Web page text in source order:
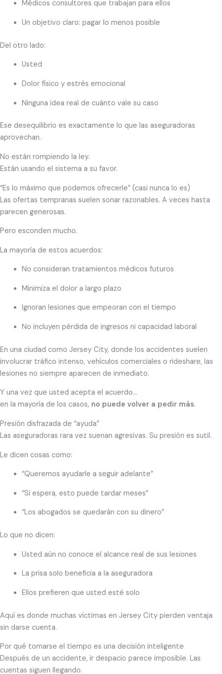
Médicos consultores que trabajan para ellos
Un objetivo claro: pagar lo menos posible
Del otro lado:
Usted
Dolor físico y estrés emocional
Ninguna idea real de cuánto vale su caso
Ese desequilibrio es exactamente lo que las aseguradoras
aprovechan.
No están rompiendo la ley.
Están usando el sistema a su favor.
“Es lo máximo que podemos ofrecerle” (casi nunca lo es)
Las ofertas tempranas suelen sonar razonables. A veces hasta
parecen generosas.
Pero esconden mucho.
La mayoría de estos acuerdos:
No consideran tratamientos médicos futuros
Minimiza el dolor a largo plazo
Ignoran lesiones que empeoran con el tiempo
No incluyen pérdida de ingresos ni capacidad laboral
En una ciudad como Jersey City, donde los accidentes suelen
involucrar tráfico intenso, vehículos comerciales o rideshare, las
lesiones no siempre aparecen de inmediato.
Y una vez que usted acepta el acuerdo…
en la mayoría de los casos, no puede volver a pedir más.
Presión disfrazada de “ayuda”
Las aseguradoras rara vez suenan agresivas. Su presión es sutil.
Le dicen cosas como:
“Queremos ayudarle a seguir adelante”
“Si espera, esto puede tardar meses”
“Los abogados se quedarán con su dinero”
Lo que no dicen:
Usted aún no conoce el alcance real de sus lesiones
La prisa solo beneficia a la aseguradora
Ellos prefieren que usted esté solo
Aquí es donde muchas víctimas en Jersey City pierden ventaja
sin darse cuenta.
Por qué tomarse el tiempo es una decisión inteligente
Después de un accidente, ir despacio parece imposible. Las
cuentas siguen llegando.